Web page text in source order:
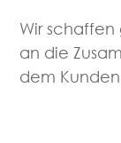
Wir
an die
dem